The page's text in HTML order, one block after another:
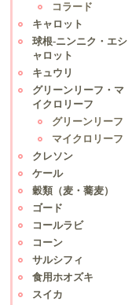
コラード
キャロット
球根-ニンニク・エシ
ャロット
キュウリ
グリーンリーフ・マ
イクロリーフ
グリーンリーフ
マイクロリーフ
クレソン
ケール
穀類（麦・蕎麦）
ゴード
コールラビ
コーン
サルシフィ
食用ホオズキ
スイカ